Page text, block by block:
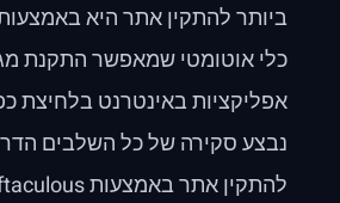
כלי אוטומטי שמאפשר התקנת
אפליקציות באינטרנט בלחיצת
נבצע סקירה של כל השלבים